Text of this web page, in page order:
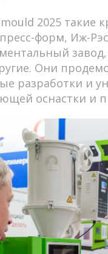
2025
форм, Иж-
Они
разработки и
оснастки и